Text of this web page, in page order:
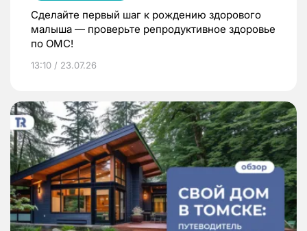
Сделайте первый шаг к рождению здорового
малыша — проверьте репродуктивное здоровье
по ОМС!
13:10 / 23.07.26